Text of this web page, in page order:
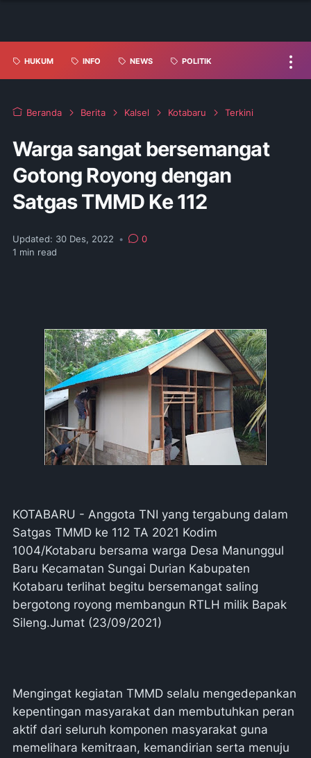
HUKUM INFO NEWS POLITIK
Beranda Berita Kalsel Kotabaru Terkini
Warga sangat bersemangat
Gotong Royong dengan
Satgas TMMD Ke 112
Updated: 30 Des, 2022 •
0
1 min read
KOTABARU - Anggota TNI yang tergabung dalam
Satgas TMMD ke 112 TA 2021 Kodim
1004/Kotabaru bersama warga Desa Manunggul
Baru Kecamatan Sungai Durian Kabupaten
Kotabaru terlihat begitu bersemangat saling
bergotong royong membangun RTLH milik Bapak
Sileng.Jumat (23/09/2021)
Mengingat kegiatan TMMD selalu mengedepankan
kepentingan masyarakat dan membutuhkan peran
aktif dari seluruh komponen masyarakat guna
memelihara kemitraan, kemandirian serta menuju